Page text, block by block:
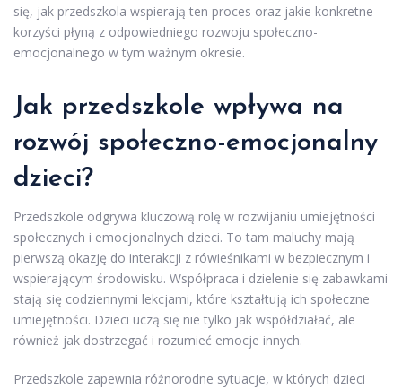
się, jak przedszkola wspierają ten proces oraz jakie konkretne
korzyści płyną z odpowiedniego rozwoju społeczno-
emocjonalnego w tym ważnym okresie.
Jak przedszkole wpływa na
rozwój społeczno-emocjonalny
dzieci?
Przedszkole odgrywa kluczową rolę w rozwijaniu umiejętności
społecznych i emocjonalnych dzieci. To tam maluchy mają
pierwszą okazję do interakcji z rówieśnikami w bezpiecznym i
wspierającym środowisku. Współpraca i dzielenie się zabawkami
stają się codziennymi lekcjami, które kształtują ich społeczne
umiejętności. Dzieci uczą się nie tylko jak współdziałać, ale
również jak dostrzegać i rozumieć emocje innych.
Przedszkole zapewnia różnorodne sytuacje, w których dzieci